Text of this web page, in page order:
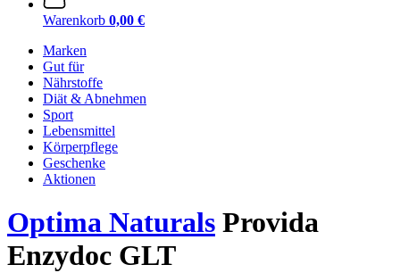
Warenkorb 0,00 €
Marken
Gut für
Nährstoffe
Diät & Abnehmen
Sport
Lebensmittel
Körperpflege
Geschenke
Aktionen
Optima Naturals Provida
Enzydoc GLT